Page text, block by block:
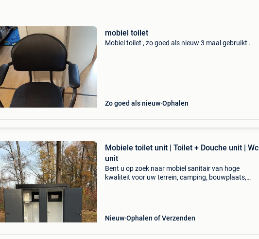
mobiel toilet
Mobiel toilet , zo goed als nieuw 3 maal gebruikt .
Zo goed als nieuw Ophalen
Mobiele toilet unit | Toilet + Douche unit | Wc
unit
Bent u op zoek naar mobiel sanitair van hoge
kwaliteit voor uw terrein, camping, bouwplaats,
Nieuw Ophalen of Verzenden